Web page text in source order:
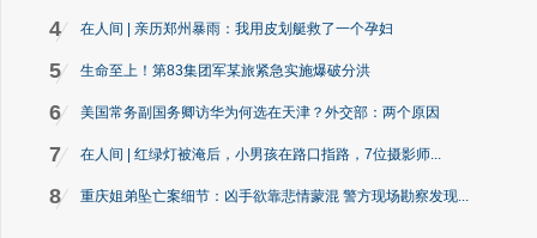
4 在人间 | 亲历郑州暴雨：我用皮划艇救了一个孕妇
5 生命至上！第83集团军某旅紧急实施爆破分洪
6 美国常务副国务卿访华为何选在天津？外交部：两个原因
7 在人间 | 红绿灯被淹后，小男孩在路口指路，7位摄影师...
8 重庆姐弟坠亡案细节：凶手欲靠悲情蒙混 警方现场勘察发现...